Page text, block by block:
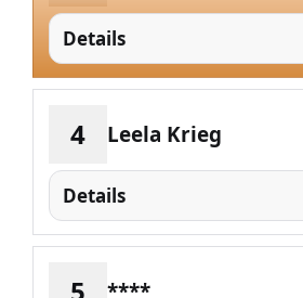
Details
4 Leela Krieg
Details
****